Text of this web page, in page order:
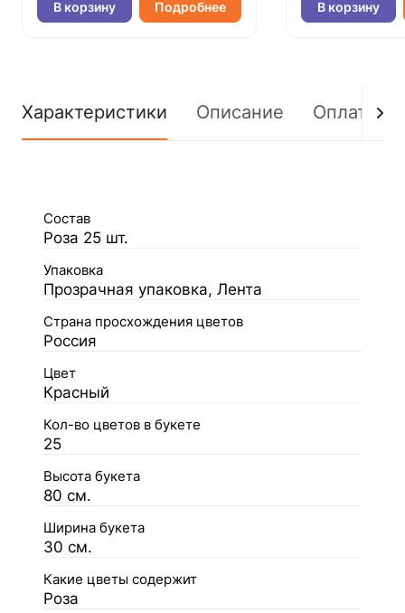
В корзину Подробнее В корзину
Характеристики Описание Оплата
Состав
Роза 25 шт.
Упаковка
Прозрачная упаковка, Лента
Страна просхождения цветов
Россия
Цвет
Красный
Кол-во цветов в букете
25
Высота букета
80 см.
Ширина букета
30 см.
Какие цветы содержит
Роза